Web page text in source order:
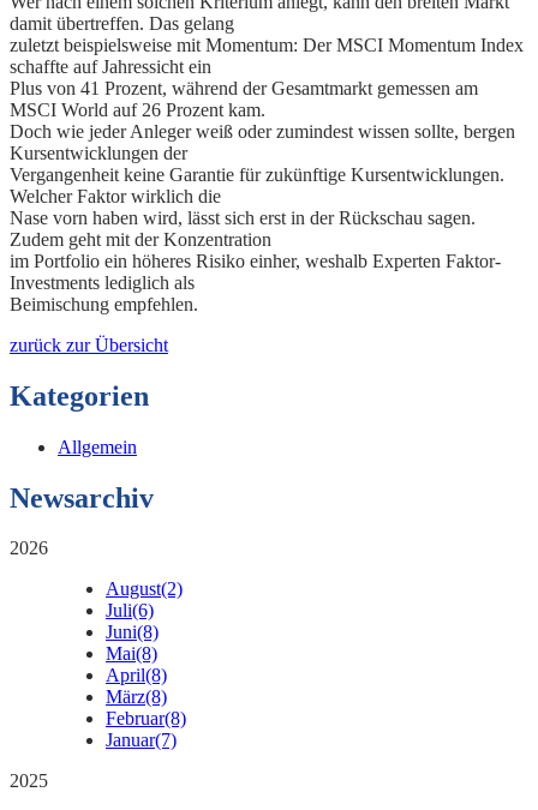
damit übertreffen. Das gelang
zuletzt beispielsweise mit Momentum: Der MSCI Momentum Index
schaffte auf Jahressicht ein
Plus von 41 Prozent, während der Gesamtmarkt gemessen am
MSCI World auf 26 Prozent kam.
Doch wie jeder Anleger weiß oder zumindest wissen sollte, bergen
Kursentwicklungen der
Vergangenheit keine Garantie für zukünftige Kursentwicklungen.
Welcher Faktor wirklich die
Nase vorn haben wird, lässt sich erst in der Rückschau sagen.
Zudem geht mit der Konzentration
im Portfolio ein höheres Risiko einher, weshalb Experten Faktor-
Investments lediglich als
Beimischung empfehlen.
zurück zur Übersicht
Kategorien
Allgemein
Newsarchiv
2026
August(2)
Juli(6)
Juni(8)
Mai(8)
April(8)
März(8)
Februar(8)
Januar(7)
2025